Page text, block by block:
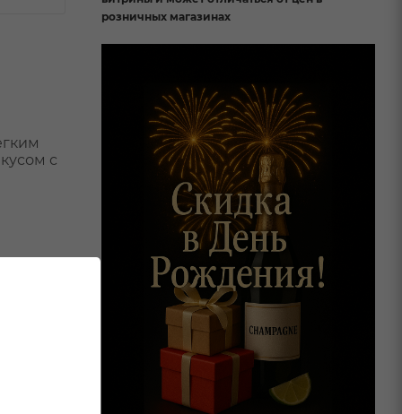
с
розничных магазинах